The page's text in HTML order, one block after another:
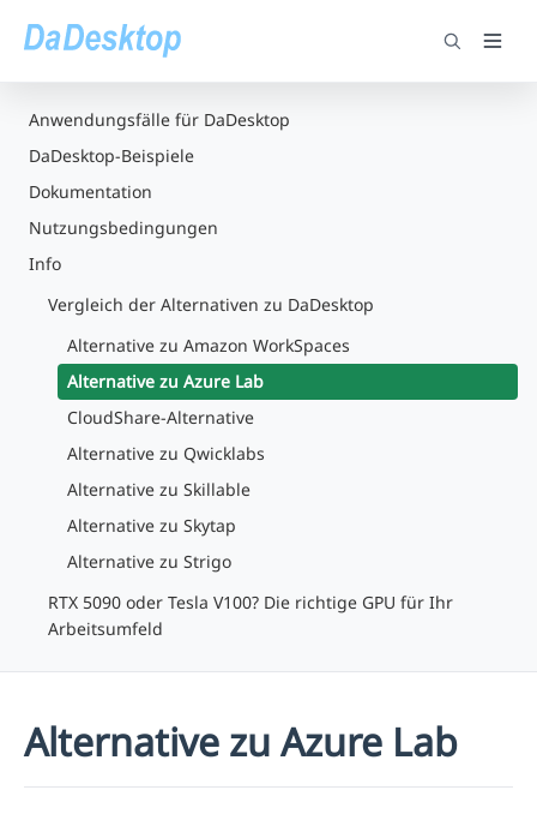
Anwendungsfälle für DaDesktop
DaDesktop-Beispiele
Dokumentation
Nutzungsbedingungen
Info
Vergleich der Alternativen zu DaDesktop
Alternative zu Amazon WorkSpaces
Alternative zu Azure Lab
CloudShare-Alternative
Alternative zu Qwicklabs
Alternative zu Skillable
Alternative zu Skytap
Alternative zu Strigo
RTX 5090 oder Tesla V100? Die richtige GPU für Ihr
Arbeitsumfeld
Alternative zu Azure Lab